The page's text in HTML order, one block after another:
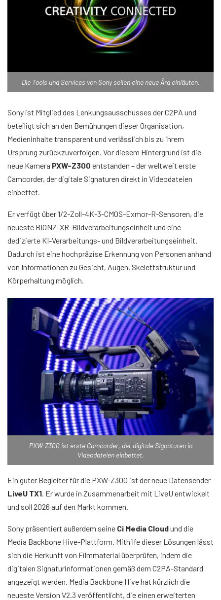
Die Tools und Services von Sony sollen eine neue Ära einläuten.
Sony ist Mitglied des Lenkungsausschusses der C2PA und
beteiligt sich an den Bemühungen dieser Organisation,
Medieninhalte transparent und verlässlich bis zu ihrem
Ursprung zurückzuverfolgen. Vor diesem Hintergrund ist die
neue Kamera PXW-Z300 entstanden – der weltweit erste
Camcorder, der digitale Signaturen direkt in Videodateien
einbettet.
Er verfügt über 1/2-Zoll-4K-3-CMOS-Exmor-R-Sensoren, die
neueste BIONZ-XR-Bildverarbeitungseinheit und eine
dedizierte KI-Verarbeitungs- und Bildverarbeitungseinheit.
Dadurch ist eine hochpräzise Erkennung von Personen anhand
von Informationen zu Gesicht, Augen, Skelettstruktur und
Körperhaltung möglich.
PXW-Z300 ist erste Camcorder, der digitale Signaturen in
Videodateien einbettet.
Ein guter Begleiter für die PXW-Z300 ist der neue Datensender
LiveU TX1 . Er wurde in Zusammenarbeit mit LiveU entwickelt
und soll 2026 auf den Markt kommen.
Sony präsentiert außerdem seine Ci Media Cloudund die
Media Backbone Hive-Plattform. Mithilfe dieser Lösungen lässt
sich die Herkunft von Filmmaterial überprüfen, indem die
digitalen Signaturinformationen gemäß dem C2PA-Standard
angezeigt werden. Media Backbone Hive hat kürzlich die
neueste Version V2.3 veröffentlicht, die einen erweiterten